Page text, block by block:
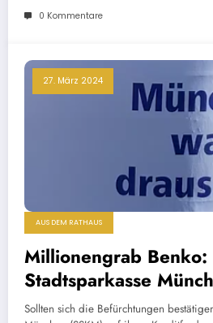
0 Kommentare
27. März 2024
AUS DEM RATHAUS
Millionengrab Benko:
Stadtsparkasse
personelle
Sollten sich die Befürchtungen